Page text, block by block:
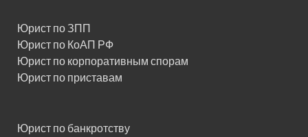
Юрист по ЗПП
Юрист по КоАП РФ
Юрист по корпоративным спорам
Юрист по приставам
Юрист по банкротству